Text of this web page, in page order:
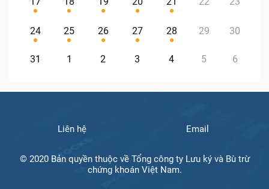
24 25 26 27 28 29 30
31 1 2 3 4 5 6
Liên hệ Email
© 2020 Bản quyền thuộc về Tổng công ty Lưu ký và Bù trừ
chứng khoán Việt Nam.